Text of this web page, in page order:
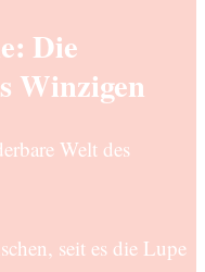
Die
Winzigen
Welt des
seit es die Lupe